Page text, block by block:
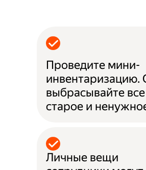
Проведите мини-
инвентаризацию.
выбрасывайте все
старое и
Личные вещи